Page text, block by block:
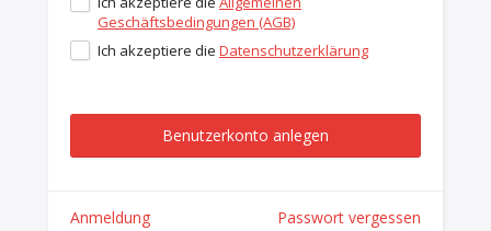
Geschäftsbedingungen (AGB)
Ich akzeptiere die Datenschutzerklärung
Benutzerkonto anlegen
Anmeldung Passwort vergessen